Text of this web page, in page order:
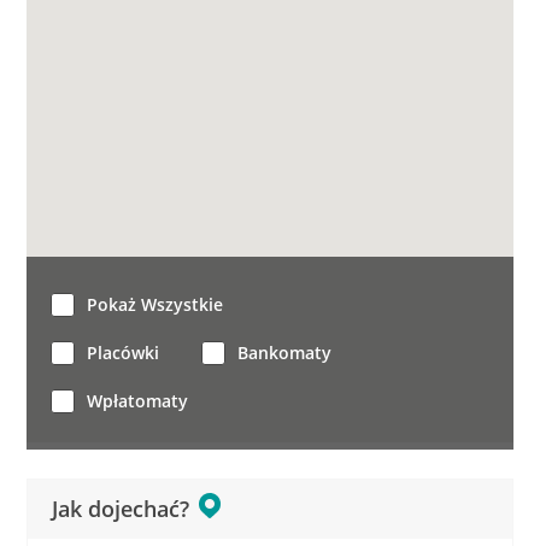
Jak dojechać?
Pokaż Wszystkie
Placówki Bankomaty
Wpłatomaty